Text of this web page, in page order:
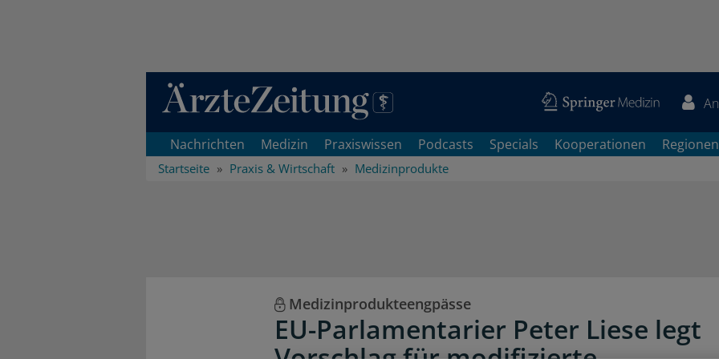
Direkt zum Inhaltsbereich
Nachrichten Medizin Praxiswissen Podcasts Specials Kooperationen Regionen
Startseite Praxis & Wirtschaft Medizinprodukte
Medizinprodukteengpässe
EU-Parlamentarier Peter Liese legt